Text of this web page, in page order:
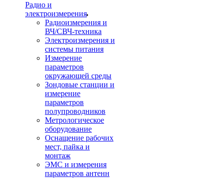
Радио и
электроизмерения
Радиоизмерения и
ВЧ/СВЧ-техника
Электроизмерения и
системы питания
Измерение
параметров
окружающей среды
Зондовые станции и
измерение
параметров
полупроводников
Метрологическое
оборудование
Оснащение рабочих
мест, пайка и
монтаж
ЭМС и измерения
параметров антенн